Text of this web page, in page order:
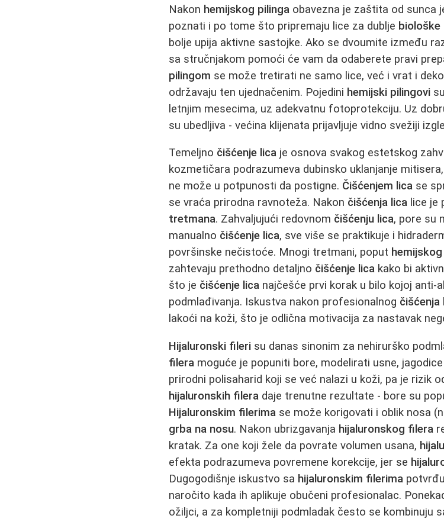
Nakon hemijskog pilinga obavezna je zaštita od sunca
poznati i po tome što pripremaju lice za dublje
bolje upija aktivne sastojke. Ako se dvoumite između
sa stručnjakom pomoći će vam da odaberete pravi
pilingom se može tretirati ne samo lice, već i vrat i
održavaju ten ujednačenim. Pojedini hemijski pilingovi
letnjim mesecima, uz adekvatnu fotoprotekciju. Uz
su ubedljiva - većina klijenata prijavljuje vidno svežiji
Temeljno čišćenje lica je osnova svakog estetskog
kozmetičara podrazumeva dubinsko uklanjanje
ne može u potpunosti da postigne. Čišćenjem lica se
se vraća prirodna ravnoteža. Nakon čišćenja lica lice je
tretmana. Zahvaljujući redovnom čišćenju lica, pore su
manualno čišćenje lica, sve više se praktikuje i
površinske nečistoće. Mnogi tretmani, poput
zahtevaju prethodno detaljno čišćenje lica kako bi
što je čišćenje lica najčešće prvi korak u bilo kojoj anti-
podmlađivanja. Iskustva nakon profesionalnog čišćenja
lakoći na koži, što je odlična motivacija za nastavak
Hijaluronski fileri su danas sinonim za nehirurško
filera moguće je popuniti bore, modelirati usne,
prirodni polisaharid koji se već nalazi u koži, pa je rizik
hijaluronskih filera daje trenutne rezultate - bore su
Hijaluronskim filerima se može korigovati i oblik nosa
grba na nosu. Nakon ubrizgavanja hijaluronskog filera
kratak. Za one koji žele da povrate volumen usana,
efekta podrazumeva povremene korekcije, jer se
Dugogodišnje iskustvo sa hijaluronskim filerima
naročito kada ih aplikuje obučeni profesionalac.
ožiljci, a za kompletniji podmladak često se kombinuju